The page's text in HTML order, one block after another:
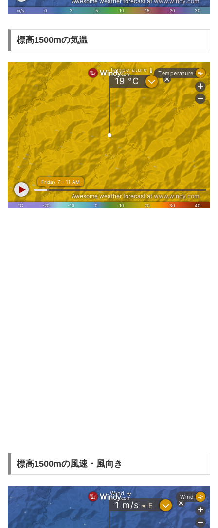
標高1500mの気温
標高1500mの風速・風向き